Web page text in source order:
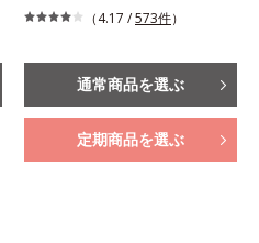
（4.17 /573件）
通常商品を選ぶ
定期商品を選ぶ